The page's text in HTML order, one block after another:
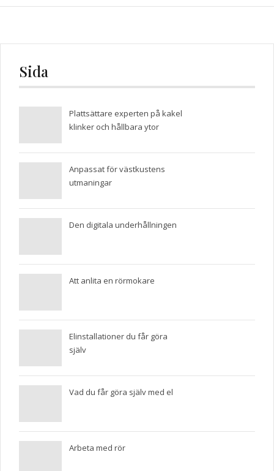
Sida
Plattsättare experten på kakel
klinker och hållbara ytor
Anpassat för västkustens
utmaningar
Den digitala underhållningen
Att anlita en rörmokare
Elinstallationer du får göra
själv
Vad du får göra själv med el
Arbeta med rör